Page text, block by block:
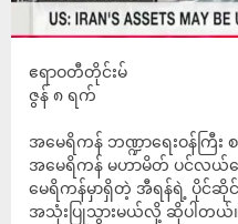
ဧရာဝတီတိုင်းမ်
ဇွန် ၈ ရက်
အမေရိကန် ဘဏ္ဍာရေးဝန်က
အမေရိကန် မဟာမိတ် ပင်လ
မေရိကန်မှာရှိတဲ့ အီရန်ရဲ့ ပိုင်ဆိုင်
အသုံးပြုသွားမယ်လို့ ဆိုပါတယ်